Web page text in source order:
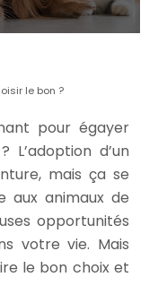
le bon ?
pour égayer
d’un
mais ça se
aux animaux de
opportunités
votre vie. Mais
le bon choix et